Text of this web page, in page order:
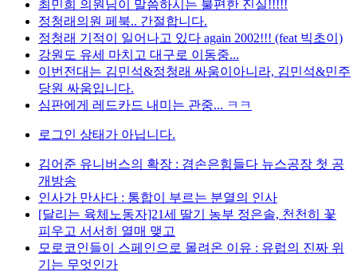
최민희 의원님이 말씀하시는 불편한 진실!!!!!
정청래의원 페북.. 간절합니다.
정청래 기적이 일어나고 있다 again 2002!!! (feat 빅초이)
강원도 유세 마치고 대구로 이동중...
이번전대는 김민석&정청래 싸움이아니라, 김민석&민주
당원 싸움입니다.
심판에게 레드카드 내미는 관중... ㅋㅋ
로그인 상태가 아닙니다.
김어준 유니버스의 확장 : 겸손은힘들다 뉴스공장 첫 공
개방송
인사가 만사다 : 통합이 부르는 분열의 인사
[달리는 육체노동자]21세 딸기 농부 정은솔, 천천히 꽃
피우고 서서히 열매 맺고
모로코인들이 스페인으로 몰려온 이유 : 유럽의 진짜 위
기는 무엇인가